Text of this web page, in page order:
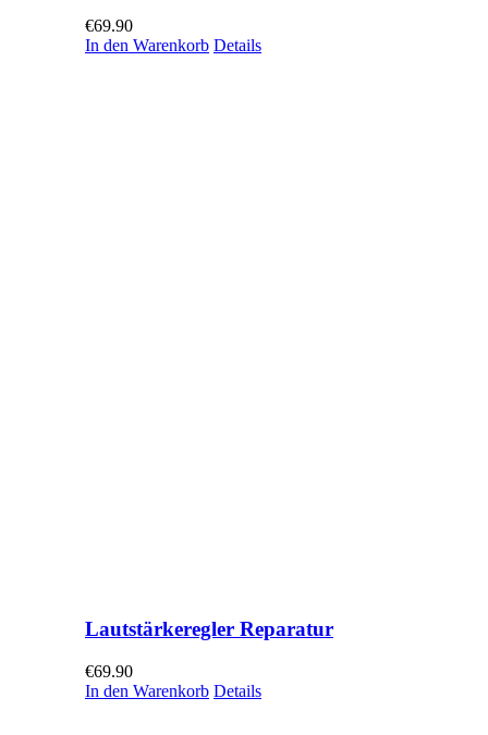
€69.90
In den Warenkorb Details
Lautstärkeregler Reparatur
€69.90
In den Warenkorb Details